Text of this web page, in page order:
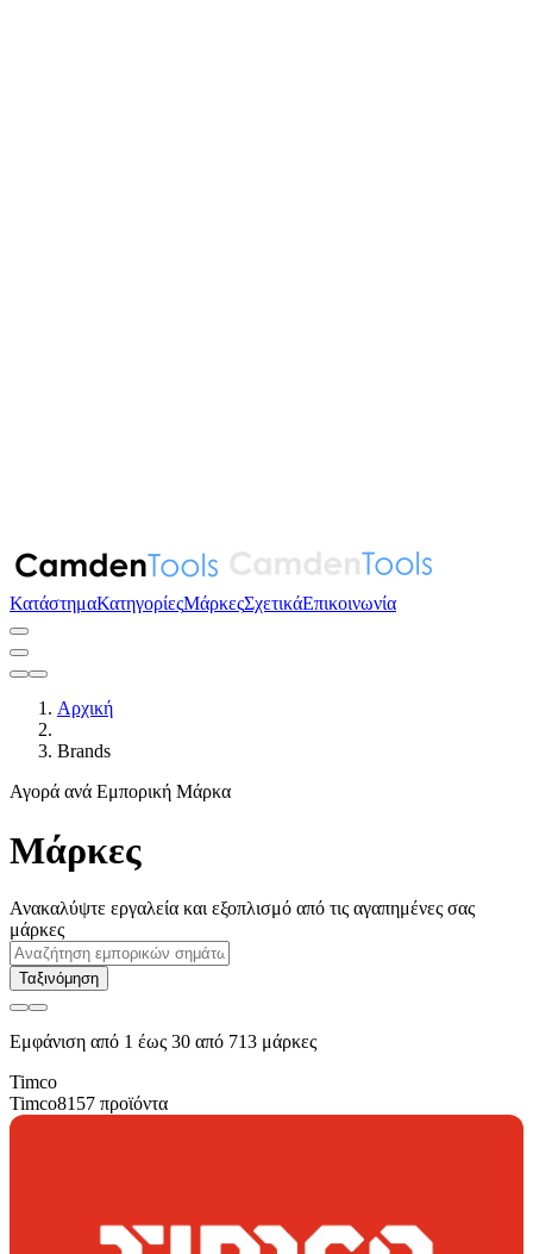
ΚατάστημαΚατηγορίεςΜάρκεςΣχετικάΕπικοινωνία
Αρχική
Brands
Αγορά ανά Εμπορική Μάρκα
Μάρκες
Ανακαλύψτε εργαλεία και εξοπλισμό από τις αγαπημένες σας
μάρκες
Ταξινόμηση
Εμφάνιση από 1 έως 30 από 713 μάρκες
Timco
Timco8157 προϊόντα